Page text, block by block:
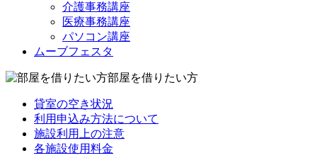
介護事務講座
医療事務講座
パソコン講座
ムーブフェスタ
部屋を借りたい方
貸室の空き状況
利用申込み方法について
施設利用上の注意
各施設使用料金